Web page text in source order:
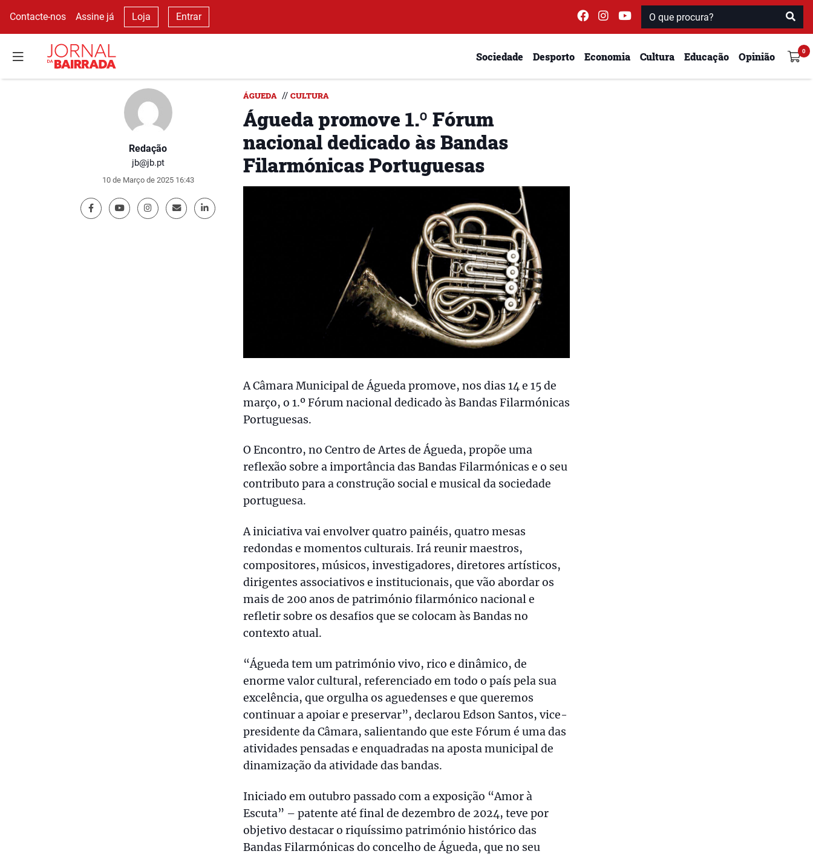
Contacte-nos Assine já Loja Entrar
Sociedade Desporto Economia Cultura Educação Opinião
Redação
jb@jb.pt
10 de Março de 2025 16:43
ÁGUEDA // CULTURA
Águeda promove 1.º Fórum
nacional dedicado às Bandas
Filarmónicas Portuguesas
A Câmara Municipal de Águeda promove, nos dias 14 e 15 de
março, o 1.º Fórum nacional dedicado às Bandas Filarmónicas
Portuguesas.
O Encontro, no Centro de Artes de Águeda, propõe uma
reflexão sobre a importância das Bandas Filarmónicas e o seu
contributo para a construção social e musical da sociedade
portuguesa.
A iniciativa vai envolver quatro painéis, quatro mesas
redondas e momentos culturais. Irá reunir maestros,
compositores, músicos, investigadores, diretores artísticos,
dirigentes associativos e institucionais, que vão abordar os
mais de 200 anos de património filarmónico nacional e
refletir sobre os desafios que se colocam às Bandas no
contexto atual.
“Águeda tem um património vivo, rico e dinâmico, de
enorme valor cultural, referenciado em todo o país pela sua
excelência, que orgulha os aguedenses e que queremos
continuar a apoiar e preservar”, declarou Edson Santos, vice-
presidente da Câmara, salientando que este Fórum é uma das
atividades pensadas e enquadradas na aposta municipal de
dinamização da atividade das bandas.
Iniciado em outubro passado com a exposição “Amor à
Escuta” – patente até final de dezembro de 2024, teve por
objetivo destacar o riquíssimo património histórico das
Bandas Filarmónicas do concelho de Águeda, que no seu